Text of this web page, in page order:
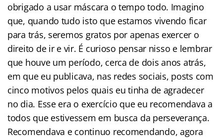
obrigado a usar máscara o tempo todo. Imagino
que, quando tudo isto que estamos vivendo ficar
para trás, seremos gratos por apenas exercer o
direito de ir e vir. É curioso pensar nisso e lembrar
que houve um período, cerca de dois anos atrás,
em que eu publicava, nas redes sociais, posts com
cinco motivos pelos quais eu tinha de agradecer
no dia. Esse era o exercício que eu recomendava a
todos que estivessem em busca da perseverança.
Recomendava e continuo recomendando, agora